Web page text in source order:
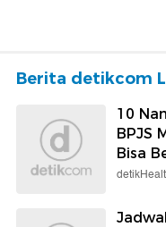
Berita detikcom
10
BPJS
Bisa